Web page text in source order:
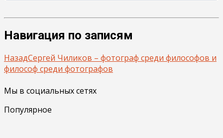
Навигация по записям
НазадСергей Чиликов – фотограф среди философов и
философ среди фотографов
Мы в социальных сетях
Популярное